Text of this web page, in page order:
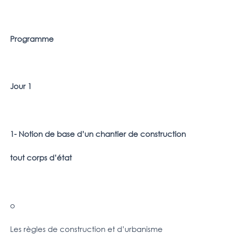
Programme
Jour 1
1- Notion de base d’un chantier de construction
tout corps d’état
o
Les règles de construction et d’urbanisme